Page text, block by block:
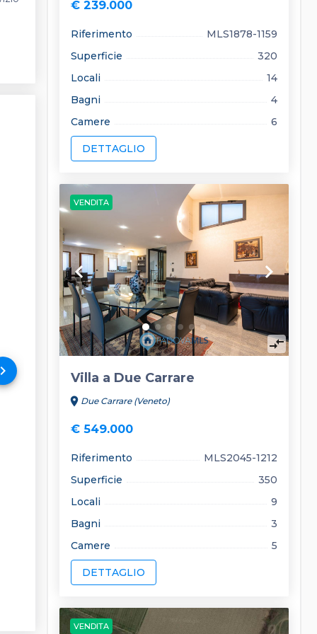
keyboard_arrow_right
€ 239.000
Riferimento
MLS1878-1159
Superficie
320
Locali
14
Bagni
4
Camere
6
DETTAGLIO
VENDITA
keyboard_arrow_left keyboard_arrow_right
compare_arrows
Villa a Due Carrare
location_on Due Carrare (Veneto)
€ 549.000
Riferimento
MLS2045-1212
Superficie
350
Locali
9
Bagni
3
Camere
5
DETTAGLIO
VENDITA